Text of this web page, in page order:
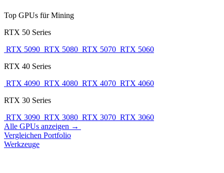
Top GPUs für Mining
RTX 50 Series
RTX 5090 RTX 5080 RTX 5070 RTX 5060
RTX 40 Series
RTX 4090 RTX 4080 RTX 4070 RTX 4060
RTX 30 Series
RTX 3090 RTX 3080 RTX 3070 RTX 3060
Alle GPUs anzeigen →
Vergleichen Portfolio
Werkzeuge